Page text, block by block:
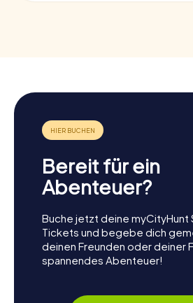
Bereit für ein
Abenteuer?
Buche jetzt deine myCityHunt
Tickets und begebe dich
deinen Freunden oder deiner
spannendes Abenteuer!